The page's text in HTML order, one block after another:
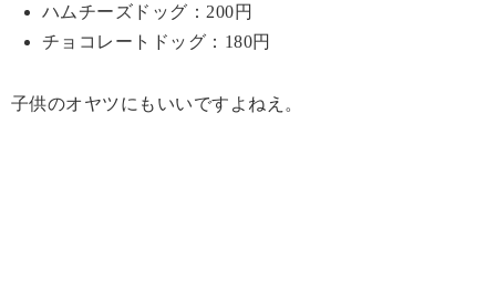
ハムチーズドッグ：200円
チョコレートドッグ：180円
子供のオヤツにもいいですよねえ。